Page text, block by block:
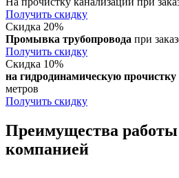
Получить скидку
Скидка 20%
Промывка трубопровода при
Получить скидку
Скидка 10%
на гидродинамическую прочистку
метров
Получить скидку
Преимущества
компанией